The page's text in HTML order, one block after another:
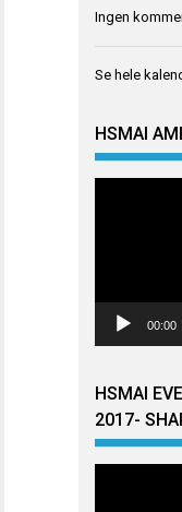
Ingen
Se hele
HSMAI
00:00
HSMAI
2017-